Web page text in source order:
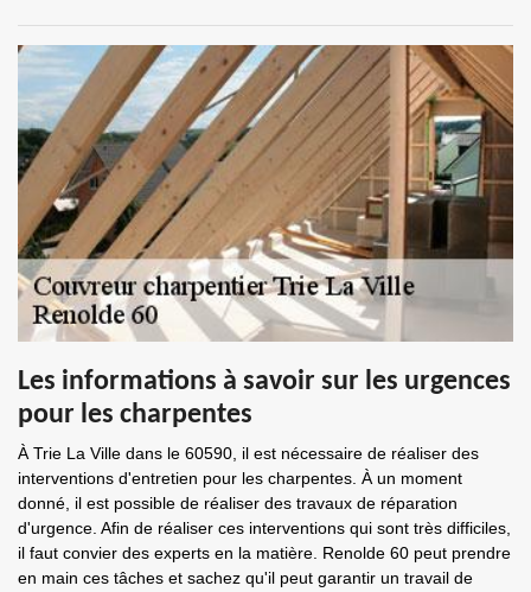
Les informations à savoir sur les urgences
pour les charpentes
À Trie La Ville dans le 60590, il est nécessaire de réaliser des
interventions d'entretien pour les charpentes. À un moment
donné, il est possible de réaliser des travaux de réparation
d'urgence. Afin de réaliser ces interventions qui sont très difficiles,
il faut convier des experts en la matière. Renolde 60 peut prendre
en main ces tâches et sachez qu'il peut garantir un travail de